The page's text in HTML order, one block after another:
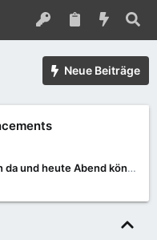
Neue Beiträge
THE GREEN DEAL - Wir waren da und heute Abend könnt ihr auch dabei sein. PLUS: Wir brauchen eure Stimme!